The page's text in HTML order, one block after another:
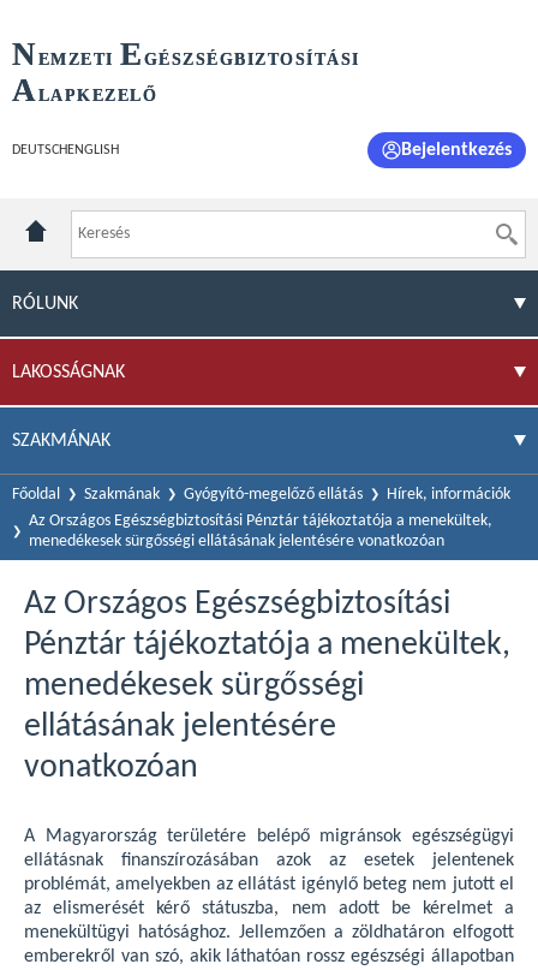
NEMZETI E GÉSZSÉGBIZTOSÍTÁSI
ALAPKEZELŐ
DEUTSCH ENGLISH Bejelentkezés
RÓLUNK
LAKOSSÁGNAK
SZAKMÁNAK
Főoldal Szakmának Gyógyító-megelőző ellátás
Hírek, információk
Az Országos Egészségbiztosítási Pénztár tájékoztatója a menekültek,
menedékesek sürgősségi ellátásának jelentésére vonatkozóan
Az Országos Egészségbiztosítási
Pénztár tájékoztatója a menekültek,
menedékesek sürgősségi
ellátásának jelentésére
vonatkozóan
A Magyarország területére belépő migránsok egészségügyi
ellátásnak finanszírozásában azok az esetek jelentenek
problémát, amelyekben az ellátást igénylő beteg nem jutott el
az elismerését kérő státuszba, nem adott be kérelmet a
menekültügyi hatósághoz. Jellemzően a zöldhatáron elfogott
emberekről van szó, akik láthatóan rossz egészségi állapotban